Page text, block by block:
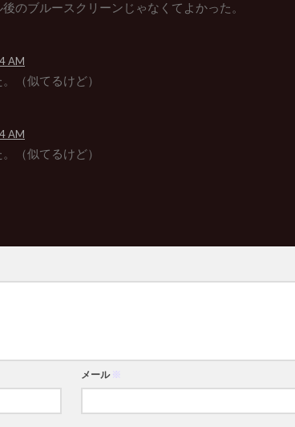
のブルースクリーンじゃなくてよかった。
AM
（似てるけど）
AM
（似てるけど）
メール ※